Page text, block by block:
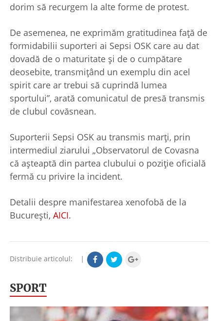
dorim să recurgem la alte forme de protest.
De asemenea, ne exprimăm gratitudinea faţă de
formidabilii suporteri ai Sepsi OSK care au dat
dovadă de o maturitate şi de o cumpătare
deosebite, transmiţând un exemplu din acel
spirit care ar trebui să cuprindă lumea
sportului”, arată comunicatul de presă transmis
de clubul covăsnean.
Suporterii Sepsi OSK au transmis marți, prin
intermediul ziarului „Observatorul de Covasna
că așteaptă din partea clubului o poziție oficială
fermă cu privire la incident.
Detalii despre manifestarea xenofobă de la
București, AICI.
Distribuie articolul: |
SPORT